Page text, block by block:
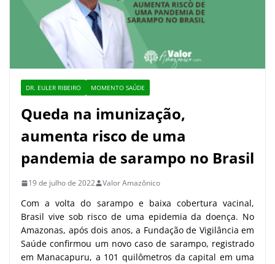
DR. EULER RIBEIRO MOMENTO SAÚDE
Queda na imunização,
aumenta risco de uma
pandemia de sarampo no Brasil
19 de julho de 2022 Valor Amazônico
Com a volta do sarampo e baixa cobertura vacinal,
Brasil vive sob risco de uma epidemia da doença. No
Amazonas, após dois anos, a Fundação de Vigilância em
Saúde confirmou um novo caso de sarampo, registrado
em Manacapuru, a 101 quilômetros da capital em uma